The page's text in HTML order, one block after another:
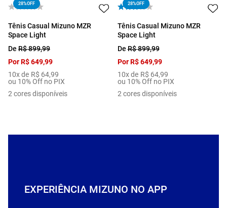
28%OFF
Tênis Casual Mizuno MZR
Space Light
De R$899,99
PorR$649,99
10x de R$ 64,99
ou 10% Off no PIX
2 cores disponíveis
28%OFF
Tênis Casual Mizuno MZR
Space Light
DeR$899,99
PorR$ 649,99
10x de R$ 64,99
ou 10% Off no PIX
2 cores disponíveis
EXPERIÊNCIA MIZUNO NO APP